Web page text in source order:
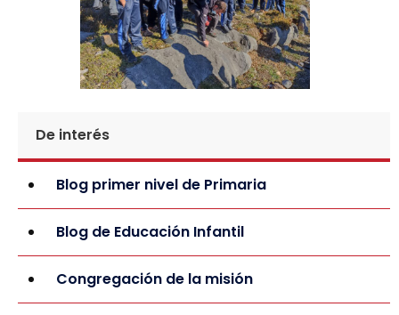
De interés
Blog primer nivel de Primaria
Blog de Educación Infantil
Congregación de la misión